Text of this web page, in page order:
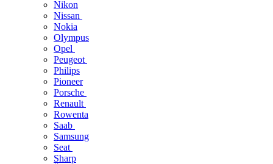
Nikon
Nissan
Nokia
Olympus
Opel
Peugeot
Philips
Pioneer
Porsche
Renault
Rowenta
Saab
Samsung
Seat
Sharp